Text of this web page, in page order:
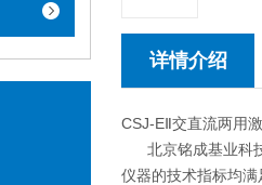
详情介绍
CSJ-EⅡ交直流两用
北京铭成基业科技
仪器的技术指标均